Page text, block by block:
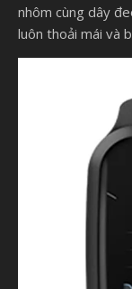
nhôm cùng dây
luôn thoải mái và